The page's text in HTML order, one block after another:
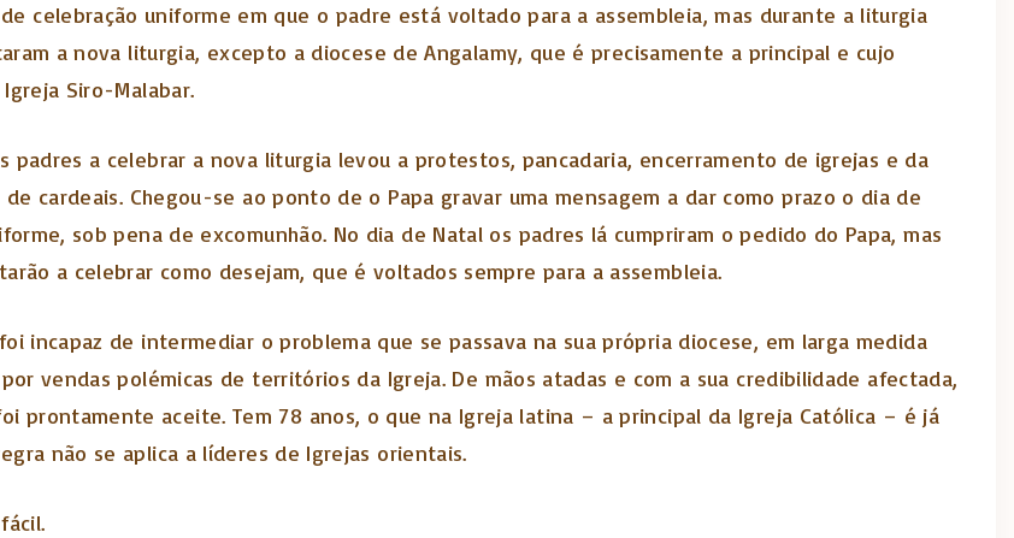
celebração uniforme em que o padre está voltado para a assembleia, mas durante a liturgia
a nova liturgia, excepto a diocese de Angalamy, que é precisamente a principal e cujo
Siro-Malabar.
padres a celebrar a nova liturgia levou a protestos, pancadaria, encerramento de igrejas e da
cardeais. Chegou-se ao ponto de o Papa gravar uma mensagem a dar como prazo o dia de
sob pena de excomunhão. No dia de Natal os padres lá cumpriram o pedido do Papa, mas
a celebrar como desejam, que é voltados sempre para a assembleia.
incapaz de intermediar o problema que se passava na sua própria diocese, em larga medida
vendas polémicas de territórios da Igreja. De mãos atadas e com a sua credibilidade afectada,
prontamente aceite. Tem 78 anos, o que na Igreja latina – a principal da Igreja Católica – é já
não se aplica a líderes de Igrejas orientais.